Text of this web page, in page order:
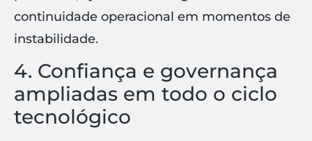
continuidade operacional em momentos de
instabilidade.
4. Confiança e governança
ampliadas em todo o ciclo
tecnológico